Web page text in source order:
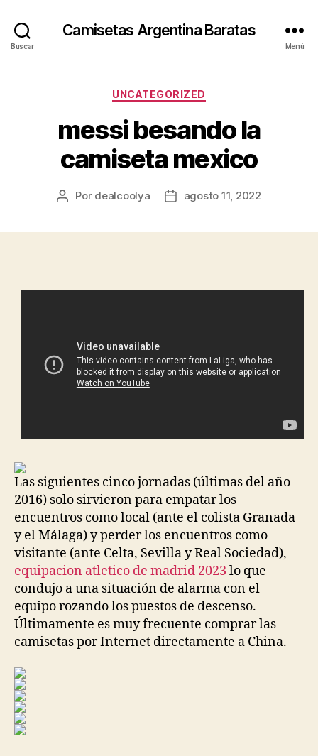
Buscar
Camisetas Argentina Baratas
Menú
Categorías
UNCATEGORIZED
messi besando la
camiseta mexico
Autor
Por dealcoolya
Fechaagosto 11, 2022
Las siguientes cinco jornadas (últimas del año
2016) solo sirvieron para empatar los
encuentros como local (ante el colista Granada
y el Málaga) y perder los encuentros como
visitante (ante Celta, Sevilla y Real Sociedad),
equipacion atletico de madrid 2023 lo que
condujo a una situación de alarma con el
equipo rozando los puestos de descenso.
Últimamente es muy frecuente comprar las
camisetas por Internet directamente a China.